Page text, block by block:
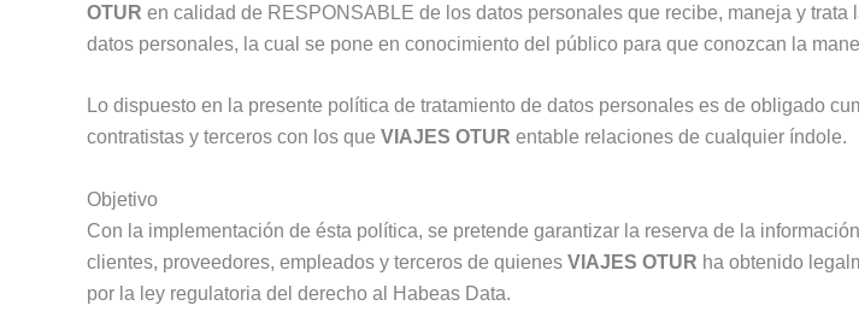
OTUR en calidad de RESPONSABLE de los datos personales que recibe, maneja y
datos personales, la cual se pone en conocimiento del público para que conozcan la
Lo dispuesto en la presente política de tratamiento de datos personales es de obligado
contratistas y terceros con los que VIAJES OTUR entable relaciones de cualquier índole.
Objetivo
Con la implementación de ésta política, se pretende garantizar la reserva de la
clientes, proveedores, empleados y terceros de quienes VIAJES OTUR ha obtenido
por la ley regulatoria del derecho al Habeas Data.